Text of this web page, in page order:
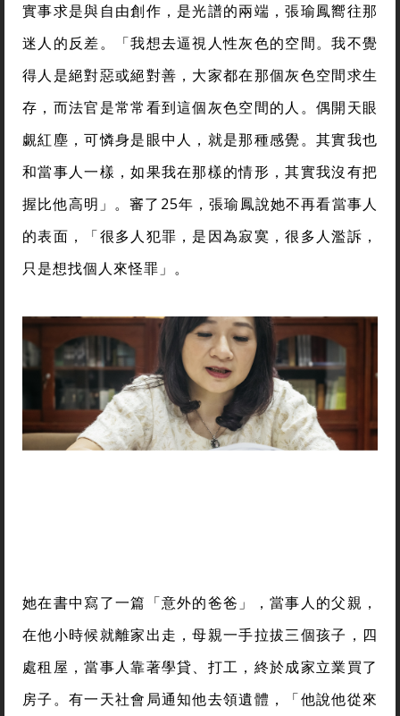
實事求是與自由創作，是光譜的兩端，張瑜鳳嚮往那
迷人的反差。「我想去逼視人性灰色的空間。我不覺
得人是絕對惡或絕對善，大家都在那個灰色空間求生
存，而法官是常常看到這個灰色空間的人。偶開天眼
覷紅塵，可憐身是眼中人，就是那種感覺。其實我也
和當事人一樣，如果我在那樣的情形，其實我沒有把
握比他高明」。審了25年，張瑜鳳說她不再看當事人
的表面，「很多人犯罪，是因為寂寞，很多人濫訴，
只是想找個人來怪罪」。
她在書中寫了一篇「意外的爸爸」，當事人的父親，
在他小時候就離家出走，母親一手拉拔三個孩子，四
處租屋，當事人靠著學貸、打工，終於成家立業買了
房子。有一天社會局通知他去領遺體，「他說他從來